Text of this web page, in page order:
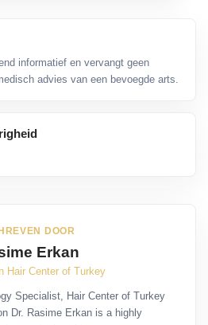
informatief en vervangt geen
advies van een bevoegde arts.
DOOR
Erkan
Hair Center of Turkey
Specialist, Hair Center of Turkey
Dr. Rasime Erkan is a highly